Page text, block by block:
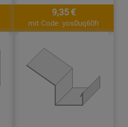
9,35 €
mit Code: yos0uq60fr